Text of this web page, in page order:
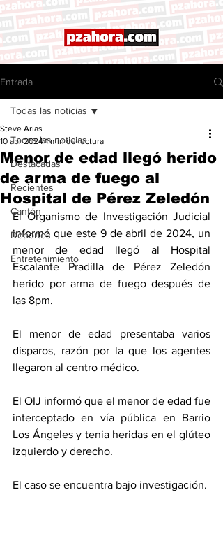
Entrada
Todas las noticias
Destacadas
Recientes
Cantón
Deportes
Entretenimiento
Todas las noticias
Menor de edad llegó herido
de arma de fuego al
Hospital de Pérez Zeledón
Steve Arias
10 abr 2024 1 min de lectura
El Organismo de Investigación Judicial
informó que este 9 de abril de 2024, un
menor de edad llegó al Hospital
Escalante Pradilla de Pérez Zeledón
herido por arma de fuego después de
las 8pm.
El menor de edad presentaba varios
disparos, razón por la que los agentes
llegaron al centro médico.
El OIJ informó que el menor de edad fue
interceptado en vía pública en Barrio
Los Ángeles y tenia heridas en el glúteo
izquierdo y derecho.
El caso se encuentra bajo investigación.